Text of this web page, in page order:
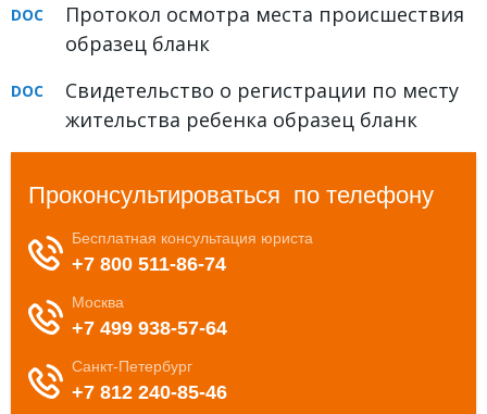
Протокол осмотра места происшествия
образец бланк
Свидетельство о регистрации по месту
жительства ребенка образец бланк